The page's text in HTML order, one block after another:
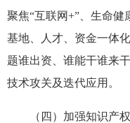
聚焦“互联网+”、生命健
基地、人才、资金一体
题谁出资、谁能干谁来
技术攻关及迭代应用。
（四）加强知识产权